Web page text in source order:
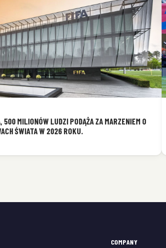
500 MILIONÓW LUDZI PODĄŻA ZA MARZENIEM O
ŚWIATA W 2026 ROKU.
COMPANY